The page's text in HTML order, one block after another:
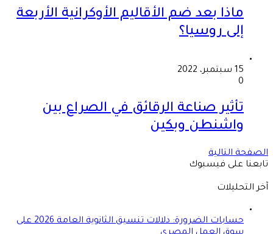
ماذا بعد ضم الأقاليم الأوكرانية الأربعة
إلى روسيا؟
15 سبتمبر، 2022
0
تأثير صناعة الرقائق في الصراع بين
واشنطن وبكين
الصفحة التالية
تابعنا على فيسبوك
آخر التحليلات
حسابات الضرورة: دلالات تنسيق الثانوية العامة 2026 على